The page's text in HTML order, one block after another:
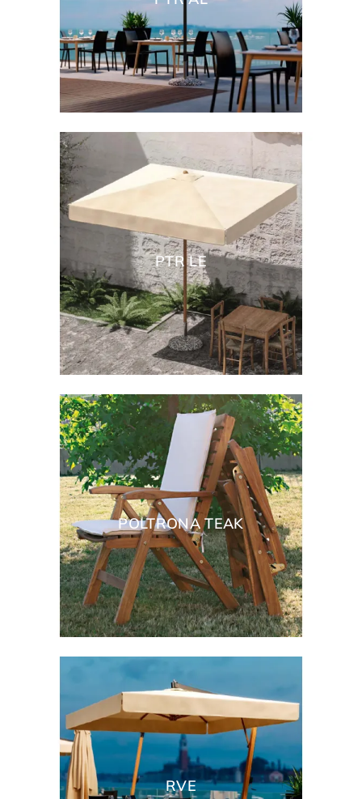
PTR LE
POLTRONA TEAK
RVE